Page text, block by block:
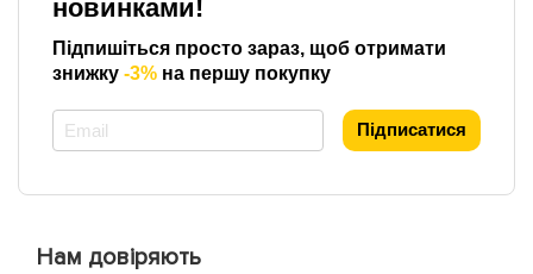
новинками!
Підпишіться просто зараз, щоб отримати
знижку -3% на першу покупку
Підписатися
Нам довіряють